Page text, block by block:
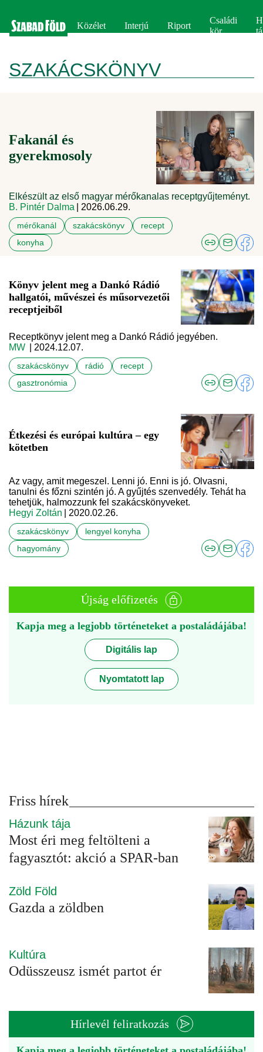
Közélet Interjú Riport
Családi
kör
SZAKÁCSKÖNYV
Fakanál és
gyerekmosoly
Elkészült az első magyar mérőkanalas receptgyűjteményt.
B. Pintér Dalma
| 2026.06.29.
mérőkanál szakácskönyv
recept
konyha
Könyv jelent meg a Dankó Rádió
hallgatói, művészei és műsorvezetői
receptjeiből
Receptkönyv jelent meg a Dankó Rádió jegyében.
MW
| 2024.12.07.
szakácskönyv rádió
recept
gasztronómia
Étkezési és európai kultúra – egy
kötetben
Az vagy, amit megeszel. Lenni jó. Enni is jó. Olvasni,
tanulni és főzni szintén jó. A gyűjtés szenvedély. Tehát ha
tehetjük, halmozzunk fel szakácskönyveket.
Hegyi Zoltán
| 2020.02.26.
szakácskönyv
lengyel konyha
hagyomány
Újság előfizetés
Kapja meg a legjobb történeteket a postaládájába!
Digitális lap
Nyomtatott lap
Friss hírek
Házunk tája
Most éri meg feltölteni a
fagyasztót: akció a SPAR-ban
Zöld Föld
Gazda a zöldben
Kultúra
Odüsszeusz ismét partot ér
Hírlevél feliratkozás